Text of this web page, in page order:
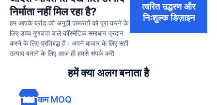
निर्माता नहीं मिल रहा है?
हम आपके ब्रांड की अनूठी ज़रूरतों को पूरा करने के
लिए उच्च गुणवत्ता वाले कॉस्मेटिक समाधान प्रदान
करने के लिए प्रतिबद्ध हैं। अपने बाज़ार के लिए सही
उत्पाद बनाने के लिए आज ही हमसे संपर्क करें!
त्वरित उद्धरण और
निःशुल्क डिज़ाइन
हमें क्या अलग बनाता है
कम MOQ